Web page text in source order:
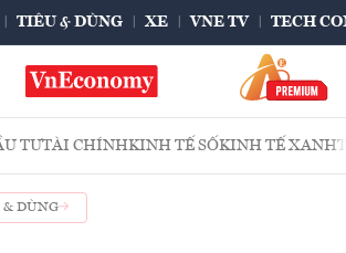
TIÊU & DÙNG XE VNE TV TECH
TƯTÀI CHÍNHKINH TẾ SỐKINH TẾ XANH
& DÙNG